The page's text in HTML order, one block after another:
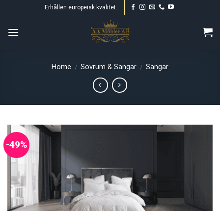
content
Erhållen europeisk kvalitet.
Home / Sovrum & Sängar / Sängar
-49%